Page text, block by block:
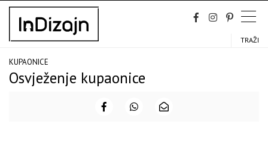
Skip
content
TRAŽI
KUPAONICE
Osvježenje kupaonice